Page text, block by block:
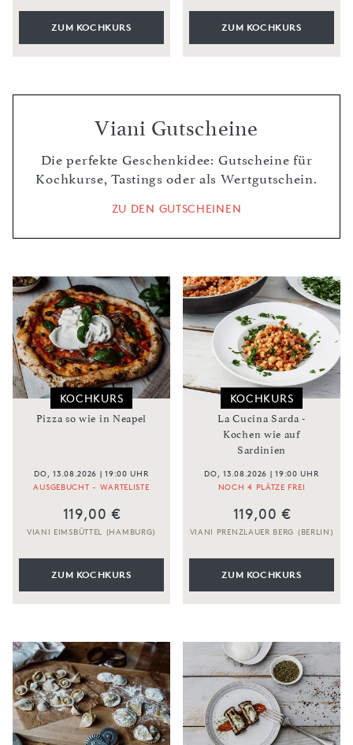
ZUM KOCHKURS ZUM KOCHKURS
Viani Gutscheine
Die perfekte Geschenkidee: Gutscheine für
Kochkurse, Tastings oder als Wertgutschein.
ZU DEN GUTSCHEINEN
KOCHKURS
Pizza so wie in Neapel
DO, 13.08.2026 | 19:00 UHR
AUSGEBUCHT - WARTELISTE
119,00 €
VIANI EIMSBÜTTEL (HAMBURG)
ZUM KOCHKURS
KOCHKURS
La Cucina Sarda -
Kochen wie auf
Sardinien
DO, 13.08.2026 | 19:00 UHR
NOCH 4 PLÄTZE FREI
119,00 €
VIANI PRENZLAUER BERG (BERLIN)
ZUM KOCHKURS